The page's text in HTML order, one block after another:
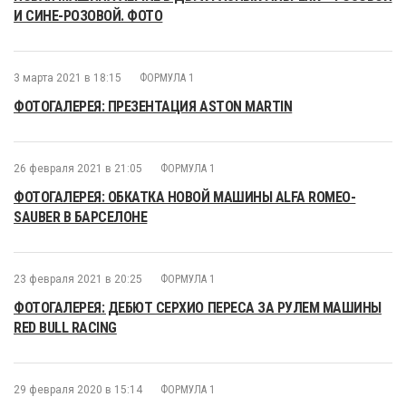
И СИНЕ-РОЗОВОЙ. ФОТО
3 марта 2021 в 18:15 ФОРМУЛА 1
ФОТОГАЛЕРЕЯ: ПРЕЗЕНТАЦИЯ ASTON MARTIN
26 февраля 2021 в 21:05 ФОРМУЛА 1
ФОТОГАЛЕРЕЯ: ОБКАТКА НОВОЙ МАШИНЫ ALFA ROMEO-
SAUBER В БАРСЕЛОНЕ
23 февраля 2021 в 20:25 ФОРМУЛА 1
ФОТОГАЛЕРЕЯ: ДЕБЮТ СЕРХИО ПЕРЕСА ЗА РУЛЕМ МАШИНЫ
RED BULL RACING
29 февраля 2020 в 15:14 ФОРМУЛА 1